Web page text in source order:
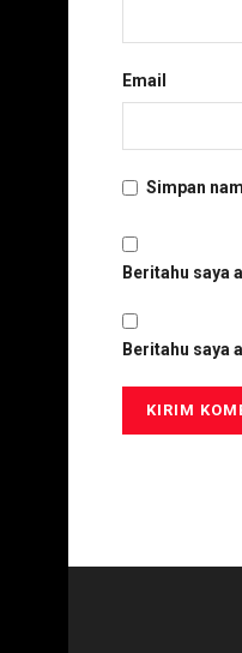
Email
Simpan
Beritahu saya
Beritahu saya